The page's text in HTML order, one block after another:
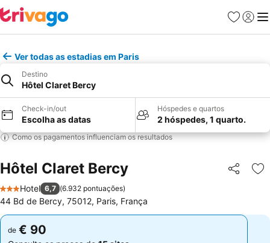
Favoritos
Iniciar
Ver todas as estadias em Paris
Destino
Hôtel Claret Bercy
Check-in/out
Escolha as datas
Hóspedes e quartos
2 hóspedes, 1 quarto.
Como os pagamentos influenciam os resultados
Hôtel Claret Bercy Partilhar
3 Estrelas
Hotel 6,7 (6.932 pontuações)
44 Bd de Bercy, 75012, Paris, França
de € 90
de € 90